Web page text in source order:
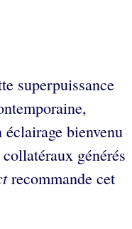
superpuissance
bienvenu
générés
recommande cet